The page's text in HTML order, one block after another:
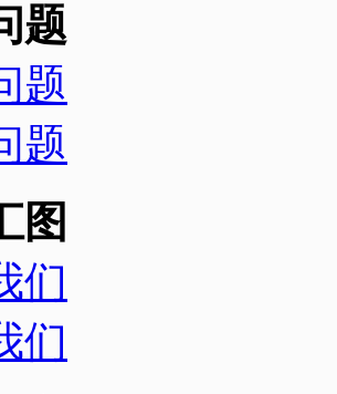
题
题
题
图
们
们